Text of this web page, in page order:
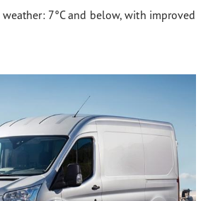
7°C and below, with improved